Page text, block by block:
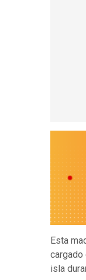
Esta
isla